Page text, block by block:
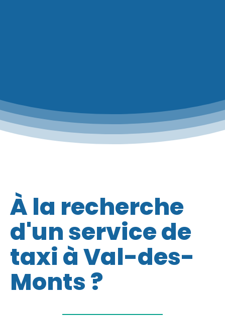
À la recherche
d'un service de
taxi à Val-des-
Monts ?